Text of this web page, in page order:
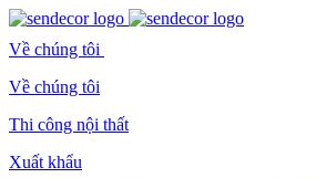
Về chúng tôi
Về chúng tôi
Thi công nội thất
Xuất khẩu